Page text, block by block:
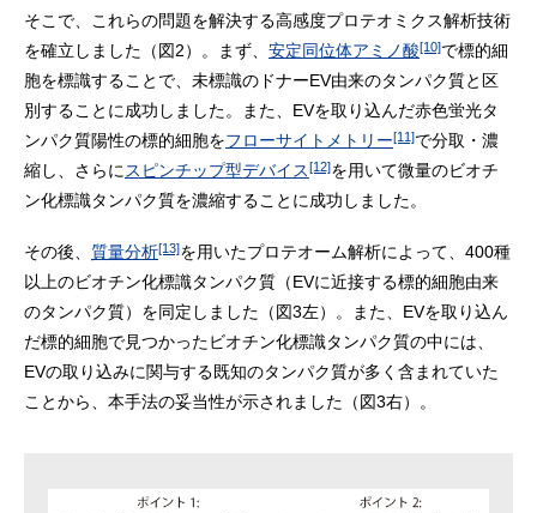
そこで、これらの問題を解決する高感度プロテオミクス解析技術
を確立しました（図2）。まず、 安定同位体アミノ酸[10]で標的細
胞を標識することで、未標識のドナーEV由来のタンパク質と区
別することに成功しました。また、EVを取り込んだ赤色蛍光タ
ンパク質陽性の標的細胞をフローサイトメトリー[11]で分取・濃
縮し、さらに スピンチップ型デバイス[12]を用いて微量のビオチ
ン化標識タンパク質を濃縮することに成功しました。
その後、 質量分析[13]を用いたプロテオーム解析によって、400種
以上のビオチン化標識タンパク質（EVに近接する標的細胞由来
のタンパク質）を同定しました（図3左）。また、EVを取り込ん
だ標的細胞で見つかったビオチン化標識タンパク質の中には、
EVの取り込みに関与する既知のタンパク質が多く含まれていた
ことから、本手法の妥当性が示されました（図3右）。